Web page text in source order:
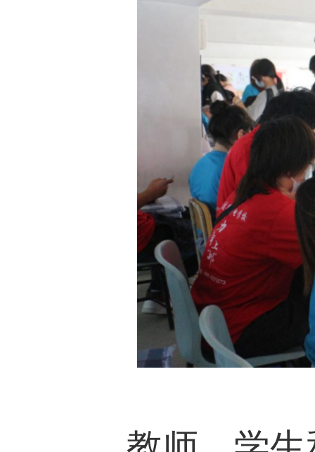
为了帮助新生尽快
级班主任参加迎新工